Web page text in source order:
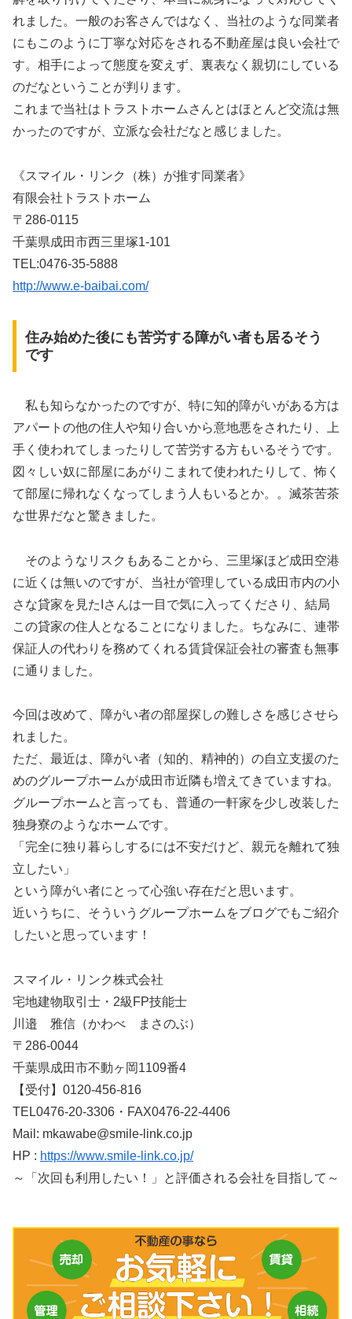
れました。一般のお客さんではなく、当社のような同業者
にもこのように丁寧な対応をされる不動産屋は良い会社で
す。相手によって態度を変えず、裏表なく親切にしている
のだなということが判ります。
これまで当社はトラストホームさんとはほとんど交流は無
かったのですが、立派な会社だなと感じました。
《スマイル・リンク（株）が推す同業者》
有限会社トラストホーム
〒286-0115
千葉県成田市西三里塚1-101
TEL:0476-35-5888
http://www.e-baibai.com/
住み始めた後にも苦労する障がい者も居るそう
です
私も知らなかったのですが、特に知的障がいがある方は
アパートの他の住人や知り合いから意地悪をされたり、上
手く使われてしまったりして苦労する方もいるそうです。
図々しい奴に部屋にあがりこまれて使われたりして、怖く
て部屋に帰れなくなってしまう人もいるとか。。滅茶苦茶
な世界だなと驚きました。
そのようなリスクもあることから、三里塚ほど成田空港
に近くは無いのですが、当社が管理している成田市内の小
さな貸家を見たIさんは一目で気に入ってくださり、結局
この貸家の住人となることになりました。ちなみに、連帯
保証人の代わりを務めてくれる賃貸保証会社の審査も無事
に通りました。
今回は改めて、障がい者の部屋探しの難しさを感じさせら
れました。
ただ、最近は、障がい者（知的、精神的）の自立支援のた
めのグループホームが成田市近隣も増えてきていますね。
グループホームと言っても、普通の一軒家を少し改装した
独身寮のようなホームです。
「完全に独り暮らしするには不安だけど、親元を離れて独
立したい」
という障がい者にとって心強い存在だと思います。
近いうちに、そういうグループホームをブログでもご紹介
したいと思っています！
スマイル・リンク株式会社
宅地建物取引士・2級FP技能士
川邉 雅信（かわべ まさのぶ）
〒286-0044
千葉県成田市不動ヶ岡1109番4
【受付】0120-456-816
TEL0476-20-3306・FAX0476-22-4406
Mail: mkawabe@smile-link.co.jp
HP : https://www.smile-link.co.jp/
～「次回も利用したい！」と評価される会社を目指して～